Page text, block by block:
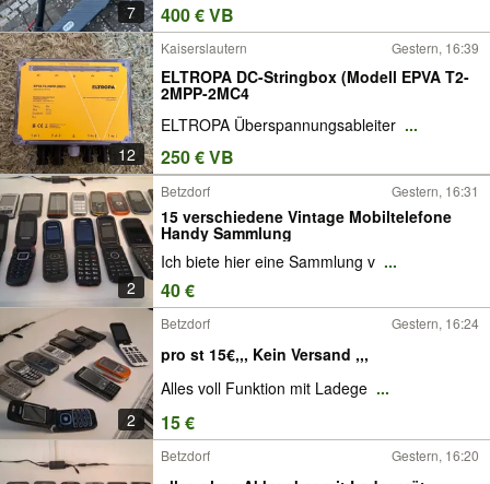
7 400 € VB
12
Kaiserslautern Gestern, 16:39
ELTROPA DC-Stringbox (Modell EPVA T2-
2MPP-2MC4
ELTROPA Überspannungsableiter ...
250 € VB
2
Betzdorf Gestern, 16:31
15 verschiedene Vintage Mobiltelefone
Handy Sammlung
Ich biete hier eine Sammlung v ...
40 €
2
Betzdorf Gestern, 16:24
pro st 15€,,, Kein Versand ,,,
Alles voll Funktion mit Ladege ...
15 €
Betzdorf Gestern, 16:20